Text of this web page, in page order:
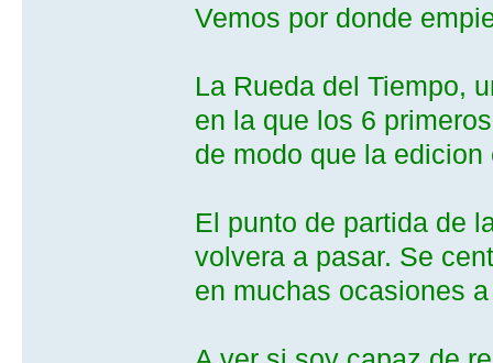
Vemos por donde
La Rueda del Tiempo,
en la que los 6
de modo que la
El punto de partida de
volvera a pasar. Se
en muchas ocasiones